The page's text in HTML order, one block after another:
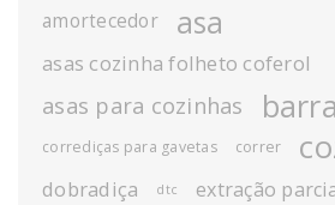
amortecedor asa
asas cozinha folheto coferol
asas para cozinhas barra
corrediças para gavetas correr
dobradiça dtc extração